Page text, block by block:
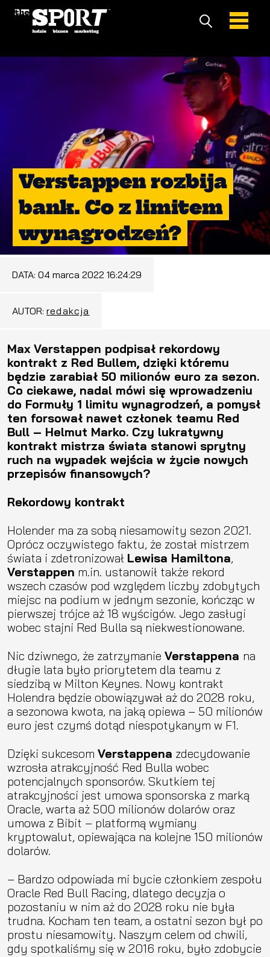
Verstappen rozbija
bank. Co z limitem
wynagrodzeń?
DATA: 04 marca 2022 16:24:29
AUTOR: redakcja
Max Verstappen podpisał rekordowy
kontrakt z Red Bullem, dzięki któremu
będzie zarabiał 50 milionów euro za sezon.
Co ciekawe, nadal mówi się wprowadzeniu
do Formuły 1 limitu wynagrodzeń, a pomysł
ten forsował nawet członek teamu Red
Bull – Helmut Marko. Czy lukratywny
kontrakt mistrza świata stanowi sprytny
ruch na wypadek wejścia w życie nowych
przepisów finansowych?
Rekordowy kontrakt
Holender ma za sobą niesamowity sezon 2021.
Oprócz oczywistego faktu, że został mistrzem
świata i zdetronizował Lewisa Hamiltona,
Verstappen m.in. ustanowił także rekord
wszech czasów pod względem liczby zdobytych
miejsc na podium w jednym sezonie, kończąc w
pierwszej trójce aż 18 wyścigów. Jego zasługi
wobec stajni Red Bulla są niekwestionowane.
Nic dziwnego, że zatrzymanie Verstappena na
długie lata było priorytetem dla teamu z
siedzibą w Milton Keynes. Nowy kontrakt
Holendra będzie obowiązywał aż do 2028 roku,
a sezonowa kwota, na jaką opiewa – 50 milionów
euro jest czymś dotąd niespotykanym w F1.
Dzięki sukcesom Verstappena zdecydowanie
wzrosła atrakcyjność Red Bulla wobec
potencjalnych sponsorów. Skutkiem tej
atrakcyjności jest umowa sponsorska z marką
Oracle, warta aż 500 milionów dolarów oraz
umowa z Bibit – platformą wymiany
kryptowalut, opiewająca na kolejne 150 milionów
dolarów.
– Bardzo odpowiada mi bycie członkiem zespołu
Oracle Red Bull Racing, dlatego decyzja o
pozostaniu w nim aż do 2028 roku nie była
trudna. Kocham ten team, a ostatni sezon był po
prostu niesamowity. Naszym celem od chwili,
gdy spotkaliśmy się w 2016 roku, było zdobycie